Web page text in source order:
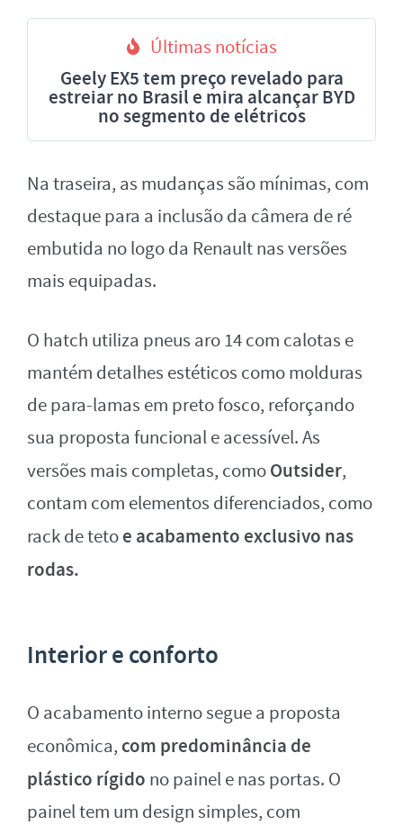
Últimas notícias
Geely EX5 tem preço revelado para
estreiar no Brasil e mira alcançar BYD
no segmento de elétricos
Na traseira, as mudanças são mínimas, com
destaque para a inclusão da câmera de ré
embutida no logo da Renault nas versões
mais equipadas.
O hatch utiliza pneus aro 14 com calotas e
mantém detalhes estéticos como molduras
de para-lamas em preto fosco, reforçando
sua proposta funcional e acessível. As
versões mais completas, comoOutsider,
contam com elementos diferenciados, como
rack de tetoe acabamento exclusivo nas
rodas.
Interior e conforto
O acabamento interno segue a proposta
econômica, com predominância de
plástico rígido no painel e nas portas. O
painel tem um design simples, com